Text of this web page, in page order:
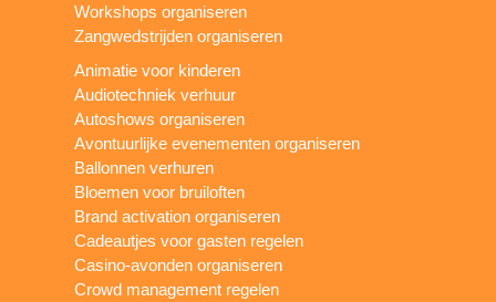
Workshops organiseren
Zangwedstrijden organiseren
Animatie voor kinderen
Audiotechniek verhuur
Autoshows organiseren
Avontuurlijke evenementen organiseren
Ballonnen verhuren
Bloemen voor bruiloften
Brand activation organiseren
Cadeautjes voor gasten regelen
Casino-avonden organiseren
Crowd management regelen